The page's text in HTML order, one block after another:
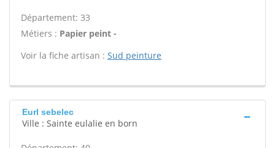
Département: 33
Métiers : Papier peint -
Voir la fiche artisan : Sud peinture
Eurl sebelec
Ville : Sainte eulalie en born